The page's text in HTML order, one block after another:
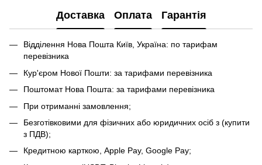
Доставка Оплата Гарантія
Відділення Нова Пошта Київ, Україна: по тарифам
перевізника
Кур'єром Нової Пошти: за тарифами перевізника
Поштомат Нова Пошта: за тарифами перевізника
При отриманні замовлення;
Безготівковими для фізичних або юридичних осіб з (купити
з ПДВ);
Кредитною карткою, Apple Pay, Google Pay;